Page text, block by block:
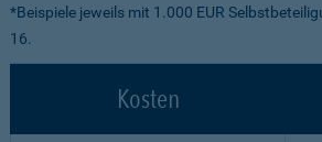
*Beispiele jeweils mit 1.000 EUR
16.
Kosten